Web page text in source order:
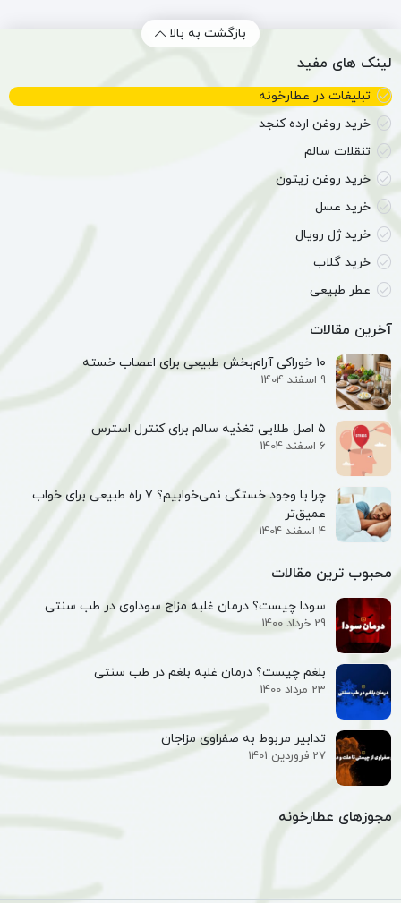
بازگشت به بالا
لینک های مفید
تبلیغات در عطارخونه
خرید روغن ارده کنجد
تنقلات سالم
خرید روغن زیتون
خرید عسل
خرید ژل رویال
خرید گلاب
عطر طبیعی
آخرین مقالات
۱۰ خوراکی آرام‌بخش طبیعی برای اعصاب خسته
9 اسفند 1404
۵ اصل طلایی تغذیه سالم برای کنترل استرس
6 اسفند 1404
چرا با وجود خستگی نمی‌خوابیم؟ ۷ راه طبیعی برای خواب
عمیق‌تر
4 اسفند 1404
محبوب ترین مقالات
سودا چیست؟ درمان غلبه مزاج سوداوی در طب سنتی
29 خرداد 1400
بلغم چیست؟ درمان غلبه بلغم در طب سنتی
23 مرداد 1400
تدابیر مربوط به صفراوی مزاجان
27 فروردین 1401
مجوزهای عطارخونه